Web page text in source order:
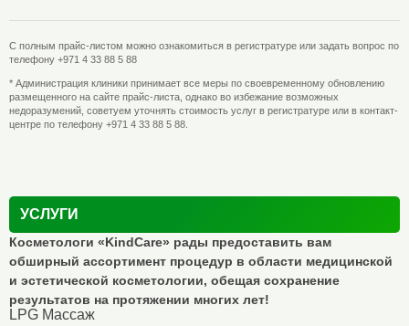
С полным прайс-листом можно ознакомиться в регистратуре или задать вопрос по
телефону +971 4 33 88 5 88
* Администрация клиники принимает все меры по своевременному обновлению
размещенного на сайте прайс-листа, однако во избежание возможных
недоразумений, советуем уточнять стоимость услуг в регистратуре или в контакт-
центре по телефону +971 4 33 88 5 88.
УСЛУГИ
Косметологи «KindCare» рады предоставить вам
обширный ассортимент процедур в области медицинской
и эстетической косметологии, обещая сохранение
результатов на протяжении многих лет!
LPG Массаж